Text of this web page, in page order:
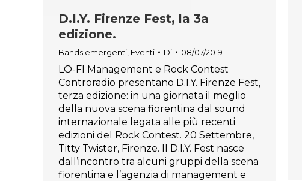
D.I.Y. Firenze Fest, la 3a
edizione.
Bands emergenti Eventi Di 08/07/2019
LO-FI Management e Rock Contest
Controradio presentano D.I.Y. Firenze Fest,
terza edizione: in una giornata il meglio
della nuova scena fiorentina dal sound
internazionale legata alle più recenti
edizioni del Rock Contest. 20 Settembre,
Titty Twister, Firenze. Il D.I.Y. Fest nasce
dall’incontro tra alcuni gruppi della scena
fiorentina e l’agenzia di management e